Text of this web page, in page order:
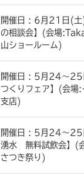
開催日 : 6月21日(土
の相談会】(会場
山ショールーム)
開催日 : 5月24～25
つくりフェア】(会
支店)
開催日 : 5月24～25
湧水 無料試飲会】(
さつき祭り)